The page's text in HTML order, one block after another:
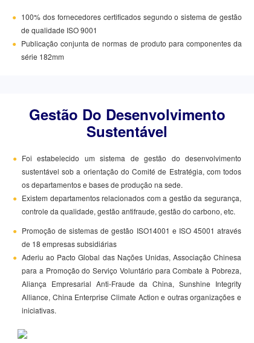
● 100% dos fornecedores certificados segundo o sistema de gestão
de qualidade ISO 9001
● Publicação conjunta de normas de produto para componentes da
série 182mm
Gestão Do Desenvolvimento
Sustentável
● Foi estabelecido um sistema de gestão do desenvolvimento
sustentável sob a orientação do Comité de Estratégia, com todos
os departamentos e bases de produção na sede.
● Existem departamentos relacionados com a gestão da segurança,
controle da qualidade, gestão antifraude, gestão do carbono, etc.
● Promoção de sistemas de gestão ISO14001 e ISO 45001 através
de 18 empresas subsidiárias
● Aderiu ao Pacto Global das Nações Unidas, Associação Chinesa
para a Promoção do Serviço Voluntário para Combate à Pobreza,
Aliança Empresarial Anti-Fraude da China, Sunshine Integrity
Alliance, China Enterprise Climate Action e outras organizações e
iniciativas.